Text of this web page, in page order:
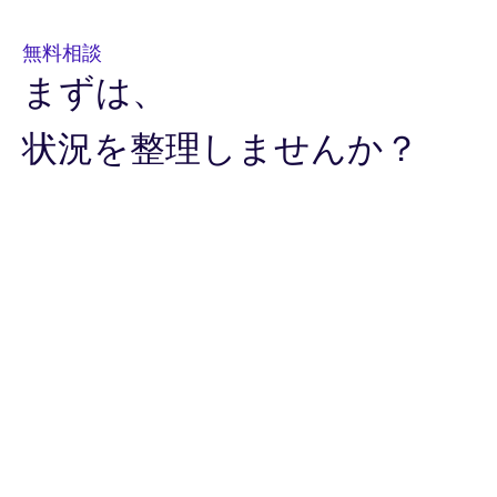
無料相談
まずは、
状況を整理しませんか？